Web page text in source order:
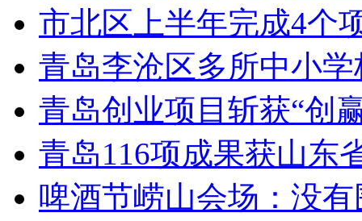
市北区上半年完成4个
青岛李沧区多所中小
青岛创业项目斩获“创
青岛116项成果获山东
啤酒节崂山会场：没有